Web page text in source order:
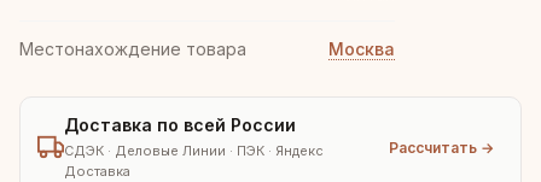
Местонахождение товара Москва
Доставка по всей России
СДЭК · Деловые Линии · ПЭК · Яндекс
Доставка
Рассчитать →